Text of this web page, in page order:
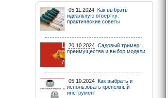
05.11.2024 Как выбрать
идеальную отвертку:
практические советы
20.10.2024 Садовый тример:
преимущества и выбор модели
05.10.2024 Как выбрать и
использовать крепежный
инструмент